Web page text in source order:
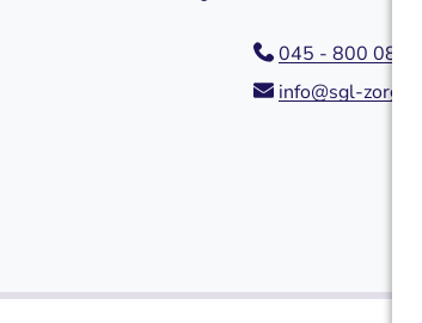
045 - 800 0800
info@sgl-zorg.nl